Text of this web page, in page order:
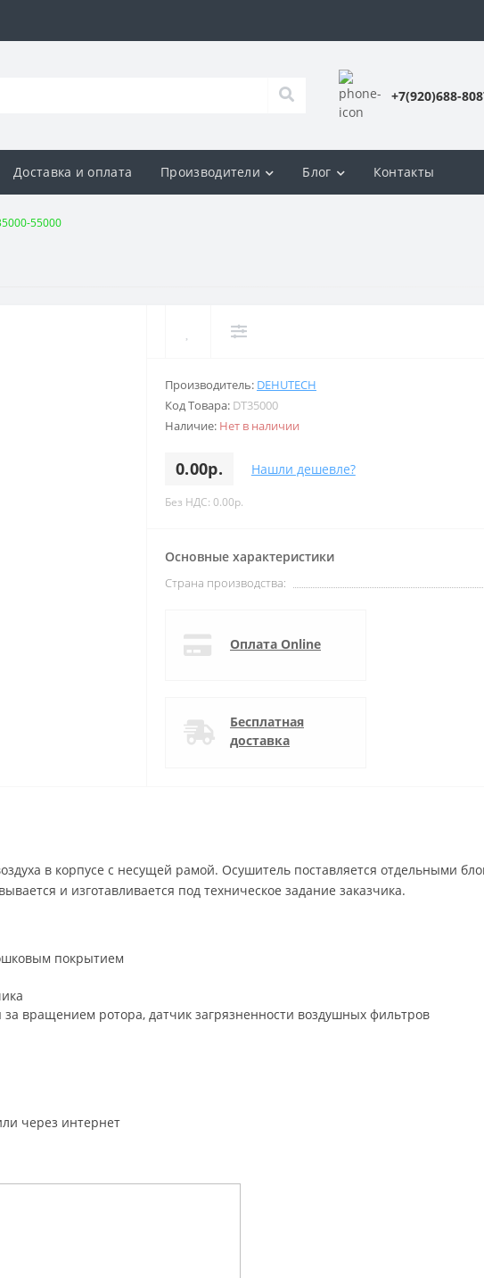
+7(920)688-
Доставка и оплата Производители Блог Контакты
55000
Производитель: DEHUTECH
Код Товара: DT35000
Наличие: Нет в наличии
0.00р. Нашли дешевле?
Без НДС: 0.00р.
Основные характеристики
Страна производства:
Оплата Online
Бесплатная
доставка
в корпусе с несущей рамой. Осушитель поставляется отдельными
и изготавливается под техническое задание заказчика.
покрытием
вращением ротора, датчик загрязненности воздушных фильтров
через интернет